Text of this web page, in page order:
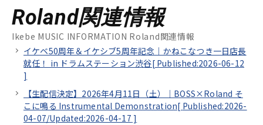
Roland関連情報
Ikebe MUSIC INFORMATION Roland関連情報
イケベ50周年＆イケシブ5周年記念｜かねこなつき一日店長
就任！ in ドラムステーション渋谷[ Published:2026-06-12
]
【生配信決定】2026年4月11日（土）｜BOSS×Roland そ
こに鳴る Instrumental Demonstration[ Published:2026-
04-07/Updated:2026-04-17 ]